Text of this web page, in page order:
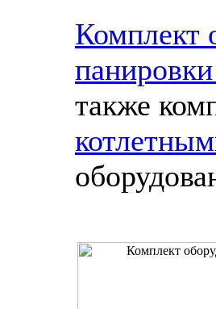
Комплект
также